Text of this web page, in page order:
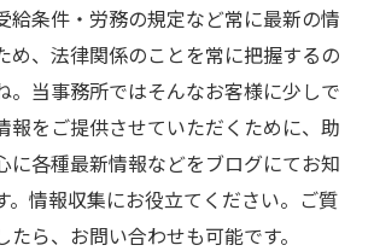
給条件・労務の規定など常に最新の情
め、法律関係のことを常に把握するの
。当事務所ではそんなお客様に少しで
報をご提供させていただくために、助
に各種最新情報などをブログにてお知
。情報収集にお役立てください。ご質
ら、お問い合わせも可能です。